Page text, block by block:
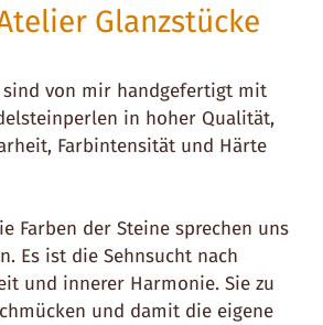
Glanzstücke
sind von mir handgefertigt mit
in hoher Qualität,
Farbintensität und Härte
Farben der Steine sprechen uns
Es ist die Sehnsucht nach
und innerer Harmonie. Sie zu
und damit die eigene